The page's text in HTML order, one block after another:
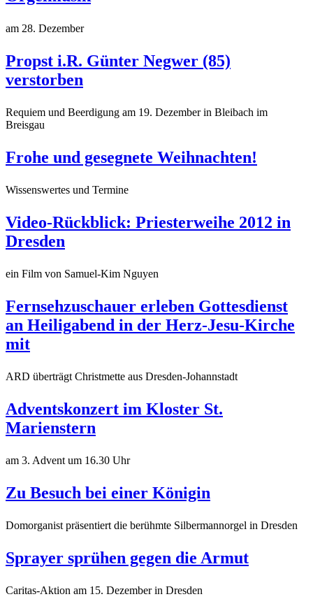
am 28. Dezember
Propst i.R. Günter Negwer (85)
verstorben
Requiem und Beerdigung am 19. Dezember in Bleibach im
Breisgau
Frohe und gesegnete Weihnachten!
Wissenswertes und Termine
Video-Rückblick: Priesterweihe 2012 in
Dresden
ein Film von Samuel-Kim Nguyen
Fernsehzuschauer erleben Gottesdienst
an Heiligabend in der Herz-Jesu-Kirche
mit
ARD überträgt Christmette aus Dresden-Johannstadt
Adventskonzert im Kloster St.
Marienstern
am 3. Advent um 16.30 Uhr
Zu Besuch bei einer Königin
Domorganist präsentiert die berühmte Silbermannorgel in Dresden
Sprayer sprühen gegen die Armut
Caritas-Aktion am 15. Dezember in Dresden